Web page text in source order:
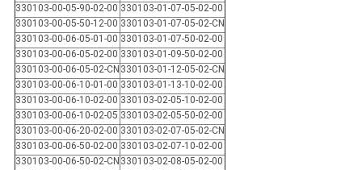
330103-00-05-90-02-00 330103-01-07-05-02-00
330103-00-05-50-12-00 330103-01-07-05-02-CN
330103-00-06-05-01-00 330103-01-07-50-02-00
330103-00-06-05-02-00 330103-01-09-50-02-00
330103-00-06-05-02-CN 330103-01-12-05-02-CN
330103-00-06-10-01-00 330103-01-13-10-02-00
330103-00-06-10-02-00 330103-02-05-10-02-00
330103-00-06-10-02-05 330103-02-05-50-02-00
330103-00-06-20-02-00 330103-02-07-05-02-CN
330103-00-06-50-02-00 330103-02-07-10-02-00
330103-00-06-50-02-CN 330103-02-08-05-02-00